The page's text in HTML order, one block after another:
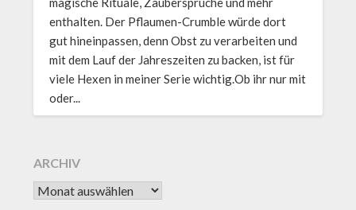
enthalten. Der Pflaumen-Crumble würde dort
gut hineinpassen, denn Obst zu verarbeiten und
mit dem Lauf der Jahreszeiten zu backen, ist für
viele Hexen in meiner Serie wichtig.Ob ihr nur mit
oder...
ARCHIV